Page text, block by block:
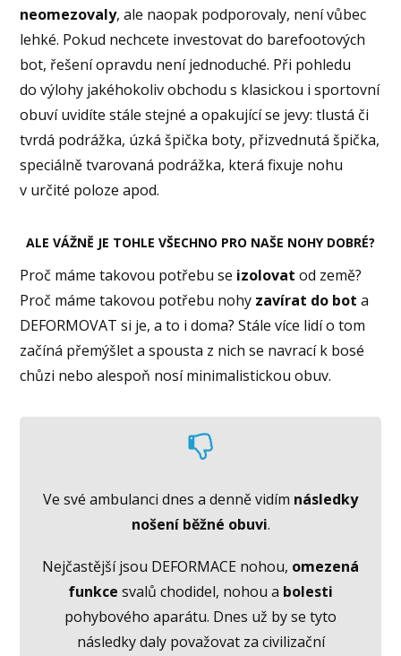
neomezovaly, ale naopak podporovaly, není vůbec
lehké. Pokud nechcete investovat do barefootových
bot, řešení opravdu není jednoduché. Při pohledu
do výlohy jakéhokoliv obchodu s klasickou i sportovní
obuví uvidíte stále stejné a opakující se jevy: tlustá či
tvrdá podrážka, úzká špička boty, přizvednutá špička,
speciálně tvarovaná podrážka, která fixuje nohu
v určité poloze apod.
ALE VÁŽNĚ JE TOHLE VŠECHNO PRO NAŠE NOHY DOBRÉ?
Proč máme takovou potřebu se izolovat od země?
Proč máme takovou potřebu nohy zavírat do bota
DEFORMOVAT si je, a to i doma? Stále více lidí o tom
začíná přemýšlet a spousta z nich se navrací k bosé
chůzi nebo alespoň nosí minimalistickou obuv.
Ve své ambulanci dnes a denně vidím následky
nošení běžné obuvi.
Nejčastější jsou DEFORMACE nohou, omezená
funkce svalů chodidel, nohou a bolesti
pohybového aparátu. Dnes už by se tyto
následky daly považovat za civilizační